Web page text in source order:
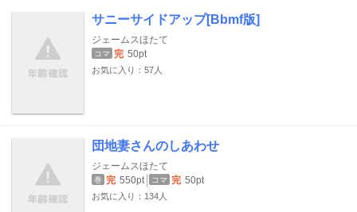
サニーサイドアップ[Bbmf版]
ジェームスほたて
コマ 完 50pt
お気に入り：57人
団地妻さんのしあわせ
ジェームスほたて
巻 完 550pt コマ 完 50pt
お気に入り：134人